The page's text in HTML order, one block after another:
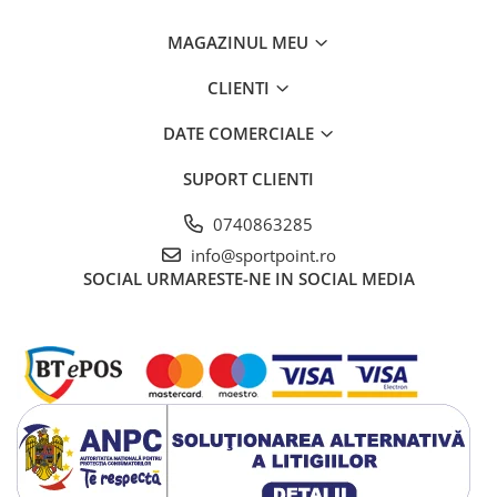
MAGAZINUL MEU
CLIENTI
DATE COMERCIALE
SUPORT CLIENTI
0740863285
info@sportpoint.ro
SOCIAL URMARESTE-NE IN SOCIAL MEDIA